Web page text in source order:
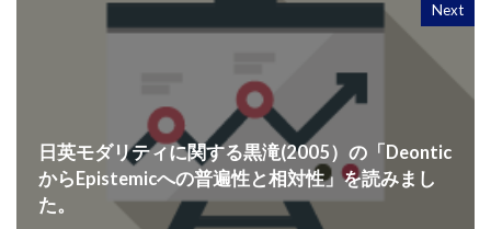
Next
日英モダリティに関する黒滝(2005）の「Deontic
からEpistemicへの普遍性と相対性」を読みまし
た。